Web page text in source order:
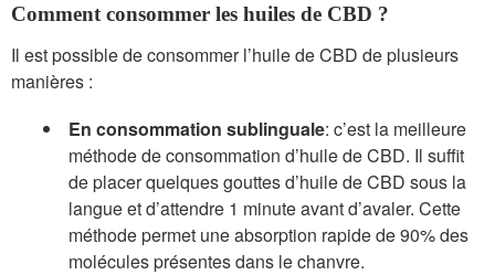
Comment consommer les huiles de CBD ?
Il est possible de consommer l’huile de CBD de plusieurs
manières :
En consommation sublinguale: c’est la meilleure
méthode de consommation d’huile de CBD. Il suffit
de placer quelques gouttes d’huile de CBD sous la
langue et d’attendre 1 minute avant d’avaler. Cette
méthode permet une absorption rapide de 90% des
molécules présentes dans le chanvre.